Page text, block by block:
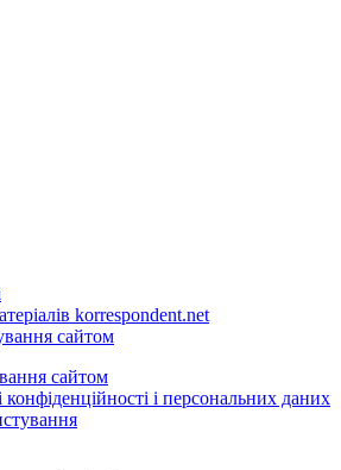
korrespondent.net
сайтом
сайтом
конфіденційності і персональних даних